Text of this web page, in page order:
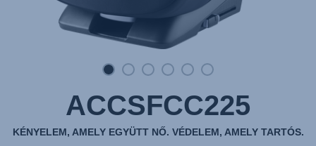
ACCSFCC225
KÉNYELEM, AMELY EGYÜTT NŐ. VÉDELEM, AMELY TARTÓS.